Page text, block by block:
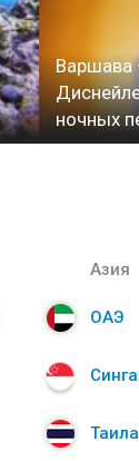
Варшава
ночных
Азия
ОАЭ